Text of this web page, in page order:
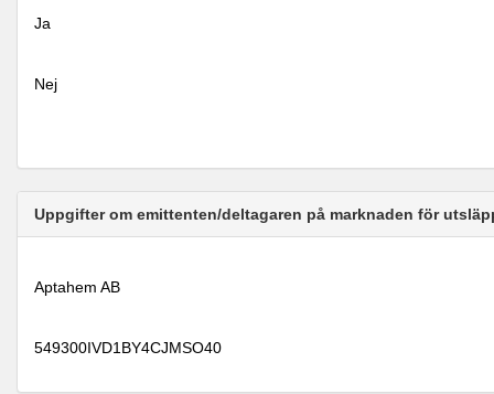
Ja
Nej
Uppgifter om emittenten/deltagaren på marknaden för
Aptahem AB
549300IVD1BY4CJMSO40